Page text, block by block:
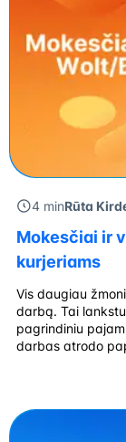
4 minRūta
Mokesčiai ir
kurjeriams
Vis daugiau
darbą. Tai
pagrindiniu
darbas atrodo